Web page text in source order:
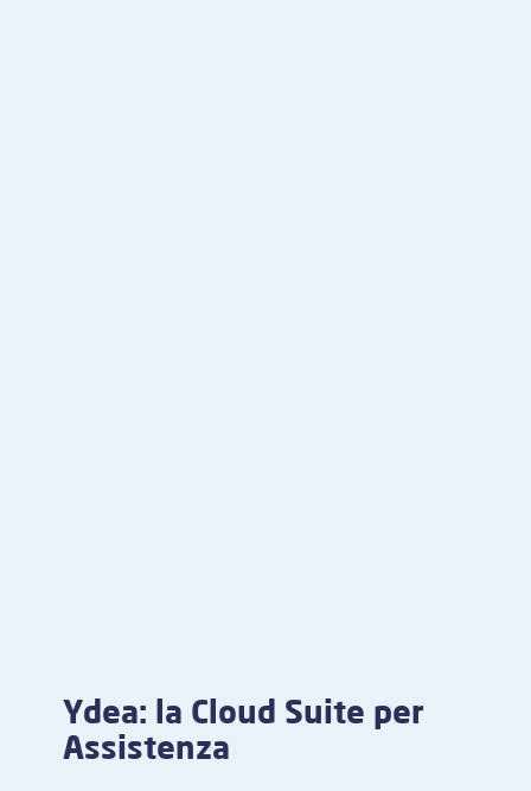
Ydea: la Cloud Suite per
Assistenza